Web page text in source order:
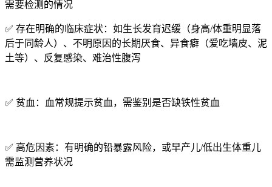
需要检测的情况
✅ 存在明确的临床症状：如生长发育迟缓（身高/体重明显落
后于同龄人）、不明原因的长期厌食、异食癖（爱吃墙皮、泥
土等）、反复感染、难治性腹泻
✅ 贫血：血常规提示贫血，需鉴别是否缺铁性贫血
✅ 高危因素：有明确的铅暴露风险，或早产儿/低出生体重儿
需监测营养状况